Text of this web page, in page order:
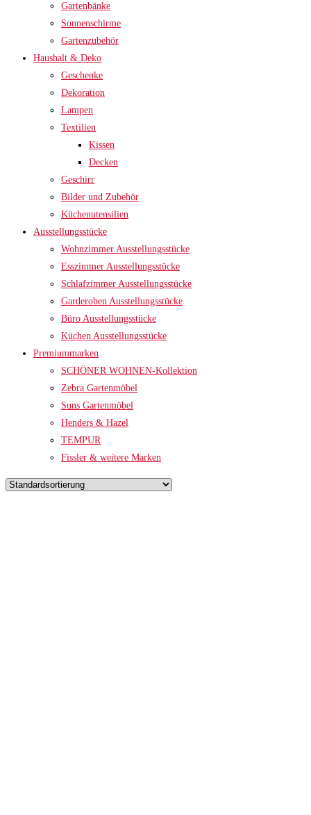
Gartenbänke
Sonnenschirme
Gartenzubehör
Haushalt & Deko
Geschenke
Dekoration
Lampen
Textilien
Kissen
Decken
Geschirr
Bilder und Zubehör
Küchenutensilien
Ausstellungsstücke
Wohnzimmer Ausstellungsstücke
Esszimmer Ausstellungsstücke
Schlafzimmer Ausstellungsstücke
Garderoben Ausstellungsstücke
Büro Ausstellungsstücke
Küchen Ausstellungsstücke
Premiummarken
SCHÖNER WOHNEN-Kollektion
Zebra Gartenmöbel
Suns Gartenmöbel
Henders & Hazel
TEMPUR
Fissler & weitere Marken